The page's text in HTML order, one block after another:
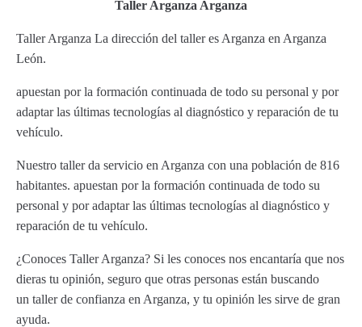
Taller Arganza Arganza
Taller Arganza La dirección del taller es Arganza en Arganza
León.
apuestan por la formación continuada de todo su personal y por
adaptar las últimas tecnologías al diagnóstico y reparación de tu
vehículo.
Nuestro taller da servicio en Arganza con una población de 816
habitantes. apuestan por la formación continuada de todo su
personal y por adaptar las últimas tecnologías al diagnóstico y
reparación de tu vehículo.
¿Conoces Taller Arganza? Si les conoces nos encantaría que nos
dieras tu opinión, seguro que otras personas están buscando
un taller de confianza en Arganza, y tu opinión les sirve de gran
ayuda.